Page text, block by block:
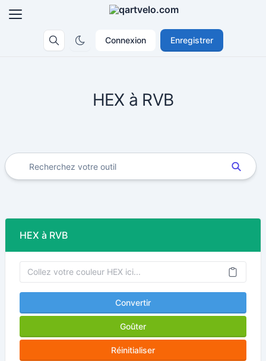
Connexion Enregistrer
HEX à RVB
HEX à RVB
Convertir
Goûter
Réinitialiser